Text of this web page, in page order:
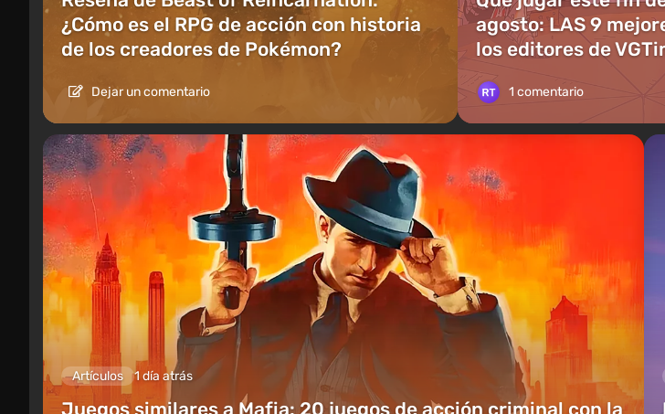
¿Cómo es el RPG de acción con historia
de los creadores de Pokémon?
Dejar un comentario
agosto: LAS 9
los editores de
1 comentario
Artículos 1 día atrás
Juegos similares a Mafia: 20 juegos de acción criminal con la